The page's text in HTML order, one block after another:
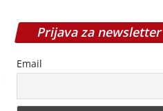
Prijava za newsletter
Email